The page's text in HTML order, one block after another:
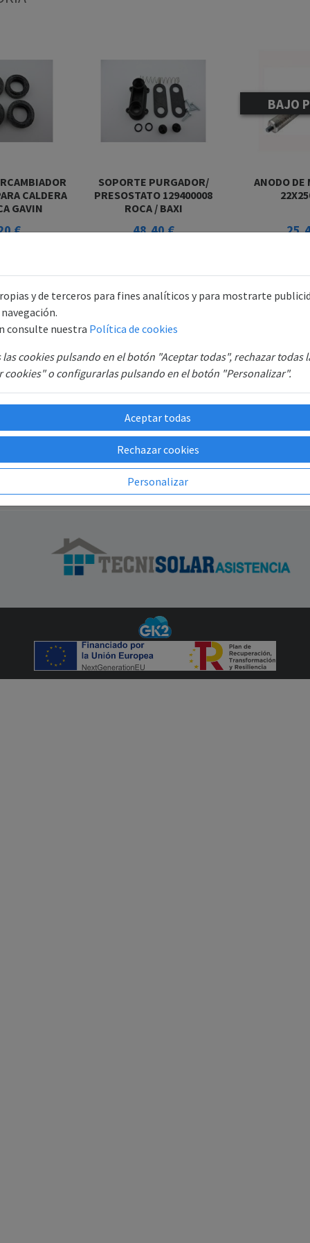
CALDERA
GAVIN
€
SOPORTE PURGADOR/
PRESOSTATO 129400008
ROCA / BAXI
48,40 €
BAJO
ANODO DE
Mi Cuenta
Registro
Recuperar contraseña
y de terceros para fines analíticos y para mostrarte
consulte nuestra Política de cookies
las cookies pulsando en el botón "Aceptar todas", rechazar todas
cookies" o configurarlas pulsando en el botón "Personalizar".
Aceptar todas
Rechazar cookies
Personalizar